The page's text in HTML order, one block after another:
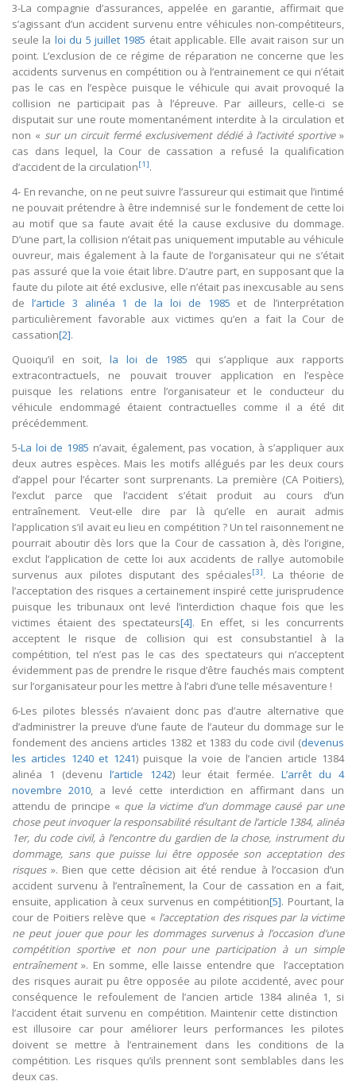
3-La compagnie d’assurances, appelée en garantie, affirmait que
s’agissant d’un accident survenu entre véhicules non-compétiteurs,
seule la loi du 5 juillet 1985 était applicable. Elle avait raison sur un
point. L’exclusion de ce régime de réparation ne concerne que les
accidents survenus en compétition ou à l’entrainement ce qui n’était
pas le cas en l’espèce puisque le véhicule qui avait provoqué la
collision ne participait pas à l’épreuve. Par ailleurs, celle-ci se
disputait sur une route momentanément interdite à la circulation et
non « sur un circuit fermé exclusivement dédié à l’activité sportive »
cas dans lequel, la Cour de cassation a refusé la qualification
d’accident de la circulation[1].
4- En revanche, on ne peut suivre l’assureur qui estimait que l’intimé
ne pouvait prétendre à être indemnisé sur le fondement de cette loi
au motif que sa faute avait été la cause exclusive du dommage.
D’une part, la collision n’était pas uniquement imputable au véhicule
ouvreur, mais également à la faute de l’organisateur qui ne s’était
pas assuré que la voie était libre. D’autre part, en supposant que la
faute du pilote ait été exclusive, elle n’était pas inexcusable au sens
de l’article 3 alinéa 1 de la loi de 1985 et de l’interprétation
particulièrement favorable aux victimes qu’en a fait la Cour de
cassation[2].
Quoiqu’il en soit,la loi de 1985 qui s’applique aux rapports
extracontractuels, ne pouvait trouver application en l’espèce
puisque les relations entre l’organisateur et le conducteur du
véhicule endommagé étaient contractuelles comme il a été dit
précédemment.
5-La loi de 1985 n’avait, également, pas vocation, à s’appliquer aux
deux autres espèces. Mais les motifs allégués par les deux cours
d’appel pour l’écarter sont surprenants. La première (CA Poitiers),
l’exclut parce que l’accident s’était produit au cours d’un
entraînement. Veut-elle dire par là qu’elle en aurait admis
l’application s’il avait eu lieu en compétition ? Un tel raisonnement ne
pourrait aboutir dès lors que la Cour de cassation à, dès l’origine,
exclut l’application de cette loi aux accidents de rallye automobile
survenus aux pilotes disputant des spéciales[3]. La théorie de
l’acceptation des risques a certainement inspiré cette jurisprudence
puisque les tribunaux ont levé l’interdiction chaque fois que les
victimes étaient des spectateurs[4]. En effet, si les concurrents
acceptent le risque de collision qui est consubstantiel à la
compétition, tel n’est pas le cas des spectateurs qui n’acceptent
évidemment pas de prendre le risque d’être fauchés mais comptent
sur l’organisateur pour les mettre à l’abri d’une telle mésaventure !
6-Les pilotes blessés n’avaient donc pas d’autre alternative que
d’administrer la preuve d’une faute de l’auteur du dommage sur le
fondement des anciens articles 1382 et 1383 du code civil (devenus
les articles 1240 et 1241) puisque la voie de l’ancien article 1384
alinéa 1 (devenu l’article 1242) leur était fermée.L’arrêt du 4
novembre 2010, a levé cette interdiction en affirmant dans un
attendu de principe « que la victime d’un dommage causé par une
chose peut invoquer la responsabilité résultant de l’article 1384, alinéa
1er, du code civil, à l’encontre du gardien de la chose, instrument du
dommage, sans que puisse lui être opposée son acceptation des
risques ». Bien que cette décision ait été rendue à l’occasion d’un
accident survenu à l’entraînement, la Cour de cassation en a fait,
ensuite, application à ceux survenus en compétition[5]. Pourtant, la
cour de Poitiers relève que « l’acceptation des risques par la victime
ne peut jouer que pour les dommages survenus à l’occasion d’une
compétition sportive et non pour une participation à un simple
entraînement». En somme, elle laisse entendre que l’acceptation
des risques aurait pu être opposée au pilote accidenté, avec pour
conséquence le refoulement de l’ancien article 1384 alinéa 1, si
l’accident était survenu en compétition. Maintenir cette distinction
est illusoire car pour améliorer leurs performances les pilotes
doivent se mettre à l’entrainement dans les conditions de la
compétition. Les risques qu’ils prennent sont semblables dans les
deux cas.